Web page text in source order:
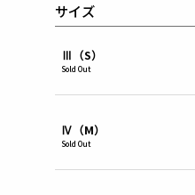
サイズ
Ⅲ（S）
Sold Out
Ⅳ（M）
Sold Out